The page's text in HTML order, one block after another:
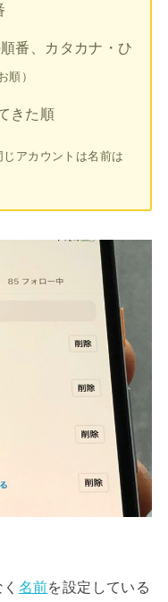
番、カタカナ・ひ
順）
きた順
アカウントは名前は
名前を設定している